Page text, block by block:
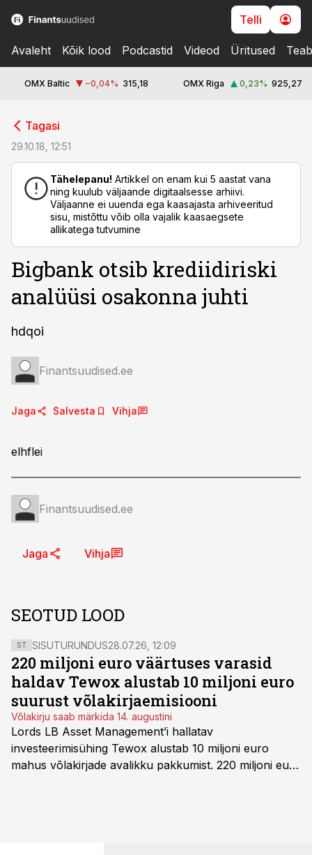
Telli
Avaleht Kõik lood Podcastid Videod Üritused
OMX Baltic −0,04% 315,18 OMX Riga 0,23% 925,27
Tagasi
29.10.18, 12:51
Tähelepanu! Artikkel on enam kui 5 aastat vana
ning kuulub väljaande digitaalsesse arhiivi.
Väljaanne ei uuenda ega kaasajasta arhiveeritud
sisu, mistõttu võib olla vajalik kaasaegsete
allikatega tutvumine
Bigbank otsib krediidiriski
analüüsi osakonna juhti
hdqoi
Finantsuudised.ee
Jaga Salvesta Vihja
elhflei
Finantsuudised.ee
Jaga Vihja
SEOTUD LOOD
ST SISUTURUNDUS28.07.26, 12:09
220 miljoni euro väärtuses varasid
haldav Tewox alustab 10 miljoni euro
suurust võlakirjaemisiooni
Võlakirju saab märkida 14. augustini
Lords LB Asset Management’i hallatav
investeerimisühing Tewox alustab 10 miljoni euro
mahus võlakirjade avalikku pakkumist. 220 miljoni euro